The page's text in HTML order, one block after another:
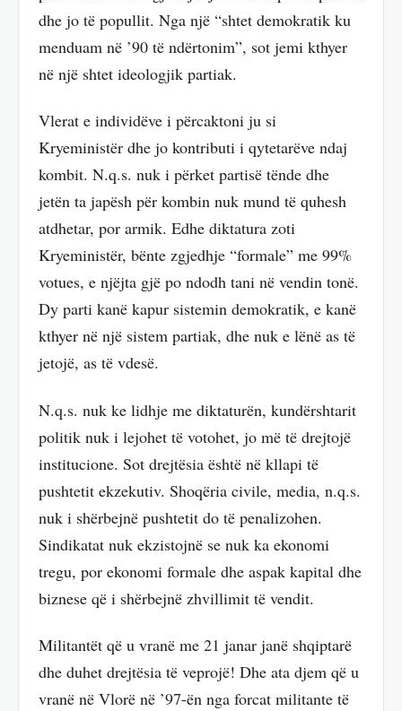
dhe jo të popullit. Nga një “shtet demokratik ku
menduam në ’90 të ndërtonim”, sot jemi kthyer
në një shtet ideologjik partiak.
Vlerat e individëve i përcaktoni ju si
Kryeministër dhe jo kontributi i qytetarëve ndaj
kombit. N.q.s. nuk i përket partisë tënde dhe
jetën ta japësh për kombin nuk mund të quhesh
atdhetar, por armik. Edhe diktatura zoti
Kryeministër, bënte zgjedhje “formale” me 99%
votues, e njëjta gjë po ndodh tani në vendin tonë.
Dy parti kanë kapur sistemin demokratik, e kanë
kthyer në një sistem partiak, dhe nuk e lënë as të
jetojë, as të vdesë.
N.q.s. nuk ke lidhje me diktaturën, kundërshtarit
politik nuk i lejohet të votohet, jo më të drejtojë
institucione. Sot drejtësia është në kllapi të
pushtetit ekzekutiv. Shoqëria civile, media, n.q.s.
nuk i shërbejnë pushtetit do të penalizohen.
Sindikatat nuk ekzistojnë se nuk ka ekonomi
tregu, por ekonomi formale dhe aspak kapital dhe
biznese që i shërbejnë zhvillimit të vendit.
Militantët që u vranë me 21 janar janë shqiptarë
dhe duhet drejtësia të veprojë! Dhe ata djem që u
vranë në Vlorë në ’97-ën nga forcat militante të